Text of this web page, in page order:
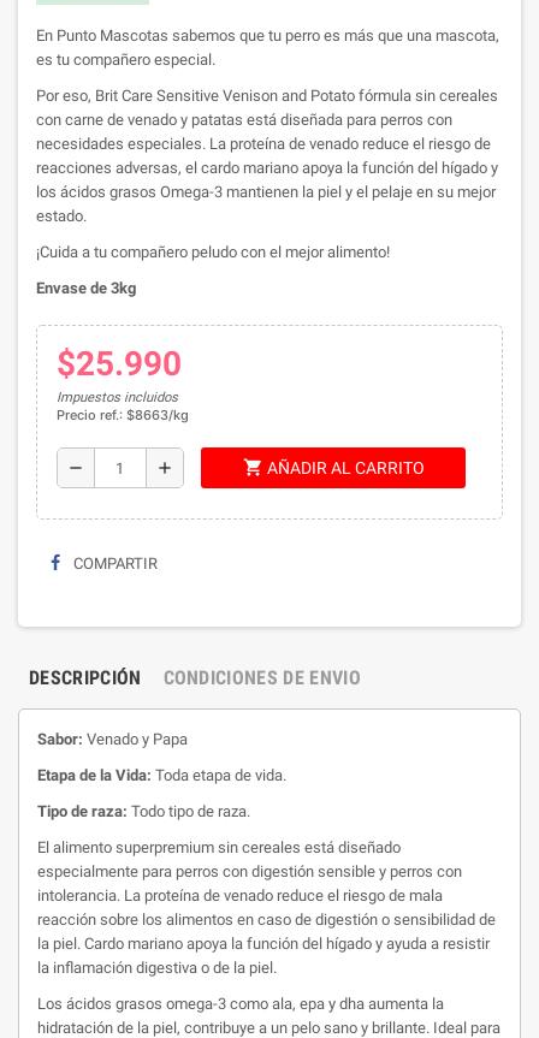
En Punto Mascotas sabemos que tu perro es más que una mascota,
es tu compañero especial.
Por eso, Brit Care Sensitive Venison and Potato fórmula sin cereales
con carne de venado y patatas está diseñada para perros con
necesidades especiales. La proteína de venado reduce el riesgo de
reacciones adversas, el cardo mariano apoya la función del hígado y
los ácidos grasos Omega-3 mantienen la piel y el pelaje en su mejor
estado.
¡Cuida a tu compañero peludo con el mejor alimento!
Envase de 3kg
$25.990
Impuestos incluidos
Precio ref.: $8663/kg
remove add shopping_cart AÑADIR AL CARRITO
COMPARTIR
DESCRIPCIÓN CONDICIONES DE ENVIO
Sabor: Venado y Papa
Etapa de la Vida: Toda etapa de vida.
Tipo de raza: Todo tipo de raza.
El alimento superpremium sin cereales está diseñado
especialmente para perros con digestión sensible y perros con
intolerancia. La proteína de venado reduce el riesgo de mala
reacción sobre los alimentos en caso de digestión o sensibilidad de
la piel. Cardo mariano apoya la función del hígado y ayuda a resistir
la inflamación digestiva o de la piel.
Los ácidos grasos omega-3 como ala, epa y dha aumenta la
hidratación de la piel, contribuye a un pelo sano y brillante. Ideal para